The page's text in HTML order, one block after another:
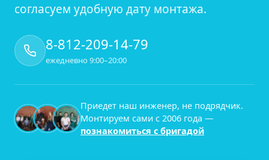
согласуем удобную дату монтажа.
8-812-209-14-79
ежедневно 9:00–20:00
Приедет наш инженер, не подрядчик.
Монтируем сами с 2006 года —
познакомиться с бригадой